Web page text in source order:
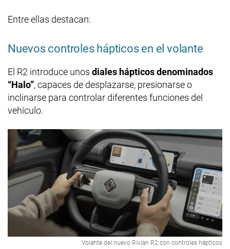
Entre ellas destacan:
Nuevos controles hápticos en el volante
El R2 introduce unos diales hápticos denominados
“Halo”, capaces de desplazarse, presionarse o
inclinarse para controlar diferentes funciones del
vehículo.
Volante del nuevo Rivian R2 con controles hápticos